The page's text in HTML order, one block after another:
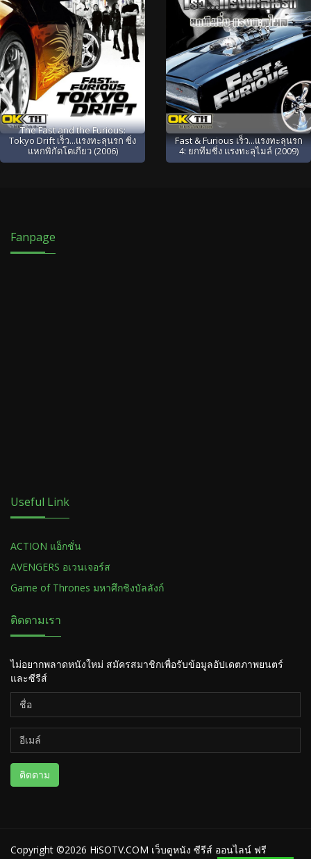
The Fast and the Furious:
Tokyo Drift เร็ว...แรงทะลุนรก ซิ่ง
แหกพิกัดโตเกียว (2006)
Fast & Furious เร็ว...แรงทะลุนรก
4: ยกทีมซิ่ง แรงทะลุไมล์ (2009)
Fanpage
Useful Link
ACTION แอ็กชั่น
AVENGERS อเวนเจอร์ส
Game of Thrones มหาศึกชิงบัลลังก์
ติดตามเรา
ไม่อยากพลาดหนังใหม่ สมัครสมาชิกเพื่อรับข้อมูลอัปเดตภาพยนตร์
และซีรีส์
ติดตาม
Copyright ©2026 HiSOTV.COM เว็บดูหนัง ซีรีส์ ออนไลน์ ฟรี